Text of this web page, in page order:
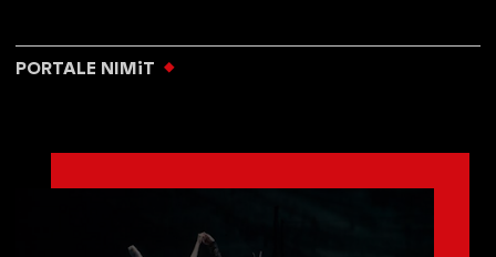
PORTALE NIMiT